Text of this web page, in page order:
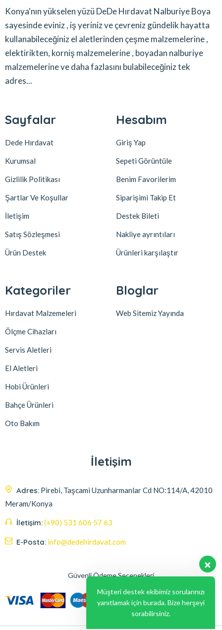
Konya'nın yükselen yüzü DeDe Hırdavat Nalburiye Boya
sayesinde eviniz , iş yeriniz ve çevreniz gündelik hayatta
kullanabileceğiniz el aletlerinden çeşme malzemelerine ,
elektirikten, korniş malzemelerine , boyadan nalburiye
malzemelerine ve daha fazlasını bulabileceğiniz tek
adres...
Sayfalar
Dede Hırdavat
Kurumsal
Gizlilik Politikası
Şartlar Ve Koşullar
İletişim
Satış Sözleşmesi
Ürün Destek
Hesabım
Giriş Yap
Sepeti Görüntüle
Benim Favorilerim
Siparişimi Takip Et
Destek Bileti
Nakliye ayrıntıları
Ürünleri karşılaştır
Kategoriler
Hırdavat Malzemeleri
Ölçme Cihazları
Servis Aletleri
El Aletleri
Hobi Ürünleri
Bahçe Ürünleri
Oto Bakım
Bloglar
Web Sitemiz Yayında
İletişim
Adres: Pirebi, Taşcami Uzunharmanlar Cd NO:114/A, 42010
Meram/Konya
İletişim:(+90) 531 606 57 63
E-Posta: info@dedehirdavat.com
Güvenli Ödeme Seçenekleri
yanıtlamak için burada. Bize herşeyi
sorabilirsiniz.